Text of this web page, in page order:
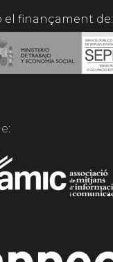
el finançament de: